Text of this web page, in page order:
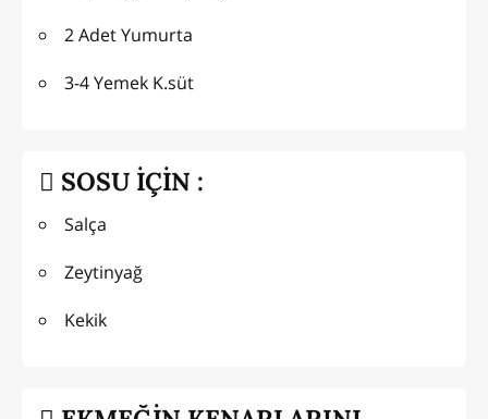
2 Adet Yumurta
3-4 Yemek K.süt
SOSU İÇİN :
Salça
Zeytinyağ
Kekik